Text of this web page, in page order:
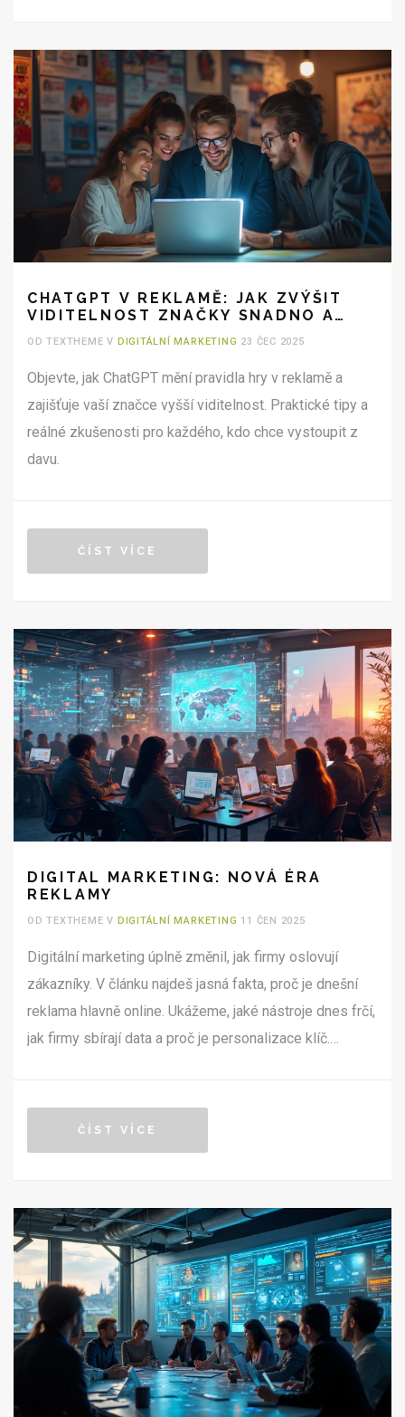
CHATGPT V REKLAMĚ: JAK ZVÝŠIT
VIDITELNOST ZNAČKY SNADNO A
OD TEXTHEME V DIGITÁLNÍ MARKETING 23 ČEC 2025
Objevte, jak ChatGPT mění pravidla hry v reklamě a
zajišťuje vaší značce vyšší viditelnost. Praktické tipy a
reálné zkušenosti pro každého, kdo chce vystoupit z
davu.
ČÍST VÍCE
DIGITAL MARKETING: NOVÁ ÉRA
REKLAMY
OD TEXTHEME V DIGITÁLNÍ MARKETING 11 ČEN 2025
Digitální marketing úplně změnil, jak firmy oslovují
zákazníky. V článku najdeš jasná fakta, proč je dnešní
reklama hlavně online. Ukážeme, jaké nástroje dnes frčí,
jak firmy sbírají data a proč je personalizace klíč.
tohle tě bude bavit.
ČÍST VÍCE